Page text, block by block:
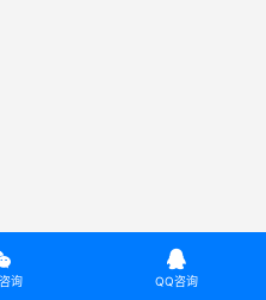
询

QQ咨询